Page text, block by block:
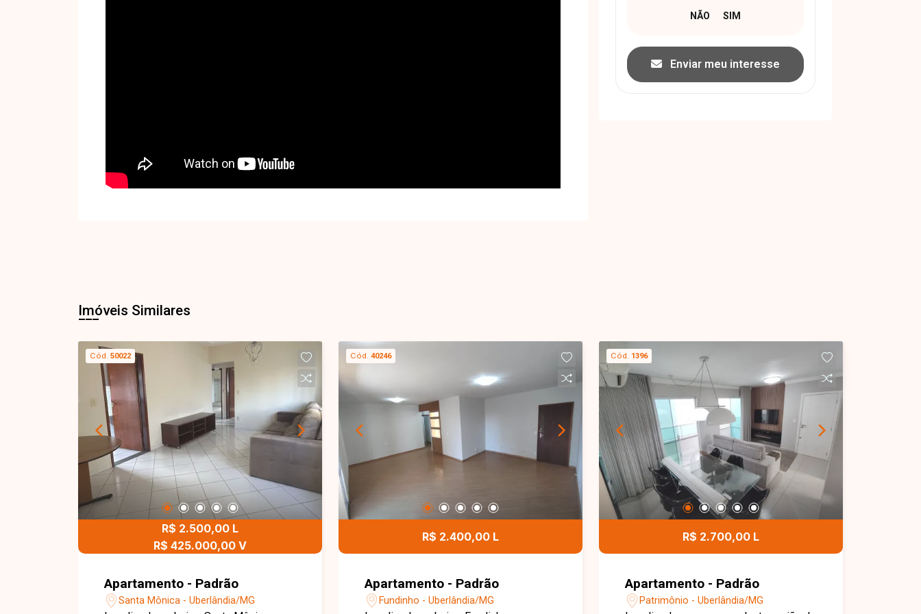
Enviar meu interesse
Imóveis Similares
Cód. 50022
R$ 2.500,00 L
R$ 425.000,00 V
Apartamento - Padrão
Santa Mônica - Uberlândia/MG
Cód. 40246
R$ 2.400,00 L
Apartamento - Padrão
Fundinho - Uberlândia/MG
Cód. 1396
R$ 2.700,00 L
Apartamento - Padrão
Patrimônio - Uberlândia/MG